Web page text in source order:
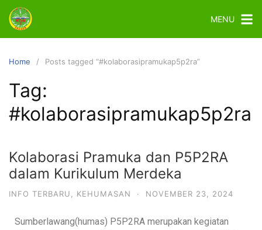
MENU
Home Posts tagged “#kolaborasipramukap5p2ra”
Tag:
#kolaborasipramukap5p2ra
Kolaborasi Pramuka dan P5P2RA
dalam Kurikulum Merdeka
INFO TERBARU KEHUMASAN · NOVEMBER 23, 2024
Sumberlawang(humas) P5P2RA merupakan kegiatan